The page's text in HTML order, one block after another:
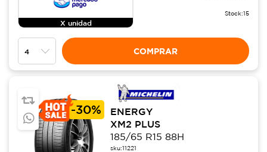
X unidad
Stock:15
COMPRAR
-30%
ENERGY
XM2 PLUS
185/65 R15 88H
sku:11221